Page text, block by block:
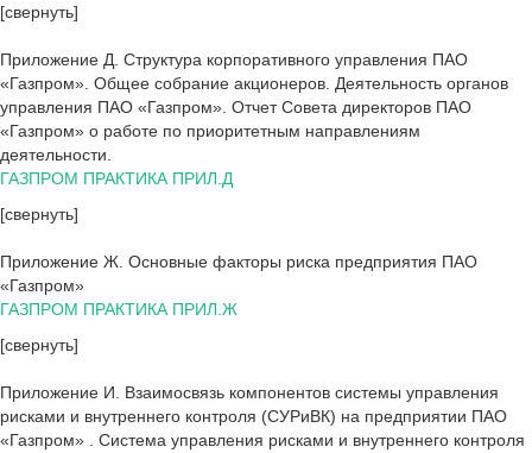
[свернуть]
Приложение Д. Структура корпоративного управления ПАО
«Газпром». Общее собрание акционеров. Деятельность органов
управления ПАО «Газпром». Отчет Совета директоров ПАО
«Газпром» о работе по приоритетным направлениям
деятельности.
ГАЗПРОМ ПРАКТИКА ПРИЛ.Д
[свернуть]
Приложение Ж. Основные факторы риска предприятия ПАО
«Газпром»
ГАЗПРОМ ПРАКТИКА ПРИЛ.Ж
[свернуть]
Приложение И. Взаимосвязь компонентов системы управления
рисками и внутреннего контроля (СУРиВК) на предприятии ПАО
«Газпром» . Система управления рисками и внутреннего контроля